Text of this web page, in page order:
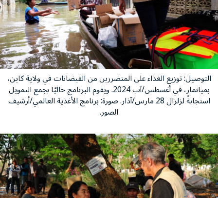
التوصيل: توزيع الغذاء على المتضررين من الفيضانات في ولاية كاين،
بميانمار، في أغسطس/آب 2024. ويقوم البرنامج حاليًا بجمع التمويل
استجابةً لزلزال 28 مارس/آذار. صورة: برنامج الأغذية العالمي/أرشيف
الصور.